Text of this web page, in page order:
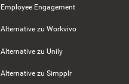
Employee Engagement
Alternative zu Workvivo
Alternative zu Unily
Alternative zu Simpplr